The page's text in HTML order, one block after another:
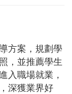
方案，規劃學
，並推薦學生
入職場就業，
深獲業界好